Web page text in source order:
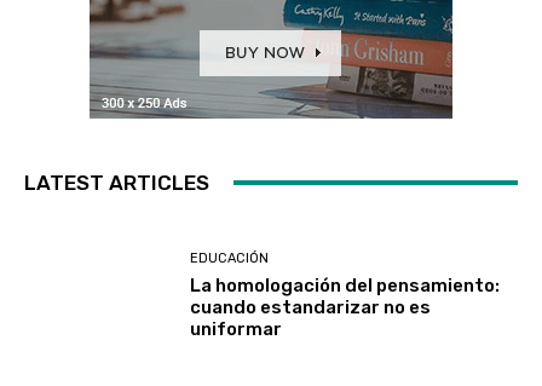
LATEST ARTICLES
EDUCACIÓN
La homologación del pensamiento:
cuando estandarizar no es
uniformar